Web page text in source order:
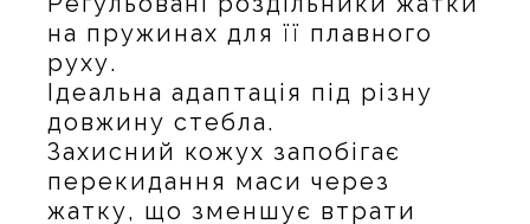
на пружинах для її плавного
руху.
Ідеальна адаптація під різну
довжину стебла.
Захисний кожух запобігає
перекидання маси через
жатку, що зменшує втрати